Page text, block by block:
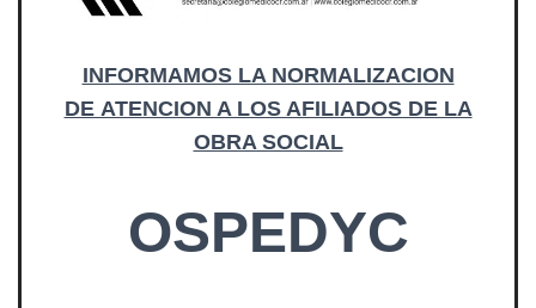
INFORMAMOS LA NORMALIZACION
DE ATENCION A LOS AFILIADOS DE LA
OBRA SOCIAL
OSPEDYC